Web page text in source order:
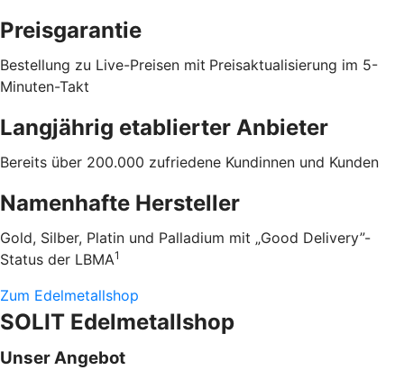
Preisgarantie
Bestellung zu Live-Preisen mit Preisaktualisierung im 5-
Minuten-Takt
Langjährig etablierter Anbieter
Bereits über 200.000 zufriedene Kundinnen und Kunden
Namenhafte Hersteller
Gold, Silber, Platin und Palladium mit „Good Delivery”-
Status der LBMA1
Zum Edelmetallshop
SOLIT Edelmetallshop
Unser Angebot